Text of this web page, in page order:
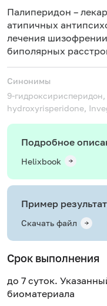
Палиперидон –
атипичных
лечения шизофрении
биполярных
Синонимы
9-
hydroxyrisperidone,
Подробное
Helixbook
Пример
Скачать файл
Срок выполнения
до 7 суток.
биоматериала